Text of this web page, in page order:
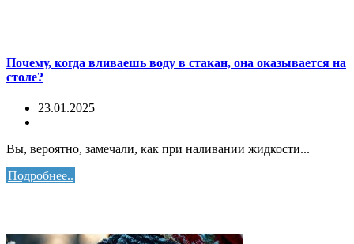
Почему, когда вливаешь воду в стакан, она оказывается на
столе?
23.01.2025
Вы, вероятно, замечали, как при наливании жидкости...
Подробнее..